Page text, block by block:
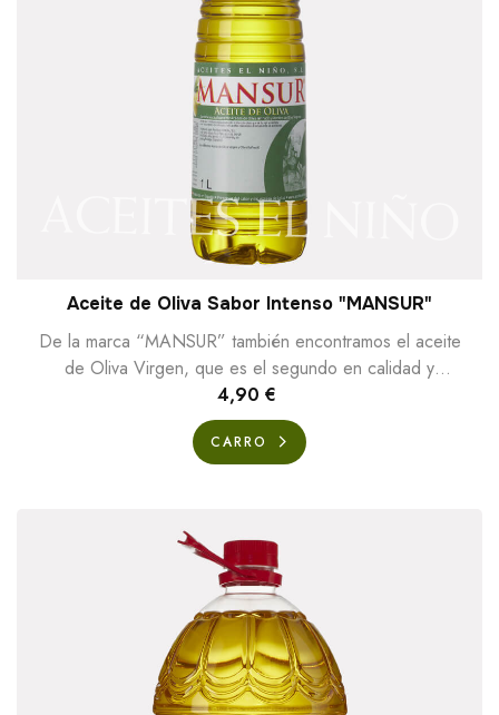
Aceite de Oliva Sabor Intenso "MANSUR"
De la marca “MANSUR” también encontramos el aceite
de Oliva Virgen, que es el segundo en calidad y
excelencia dentro de los Vírgenes, el primero...
4,90 €
CARRO